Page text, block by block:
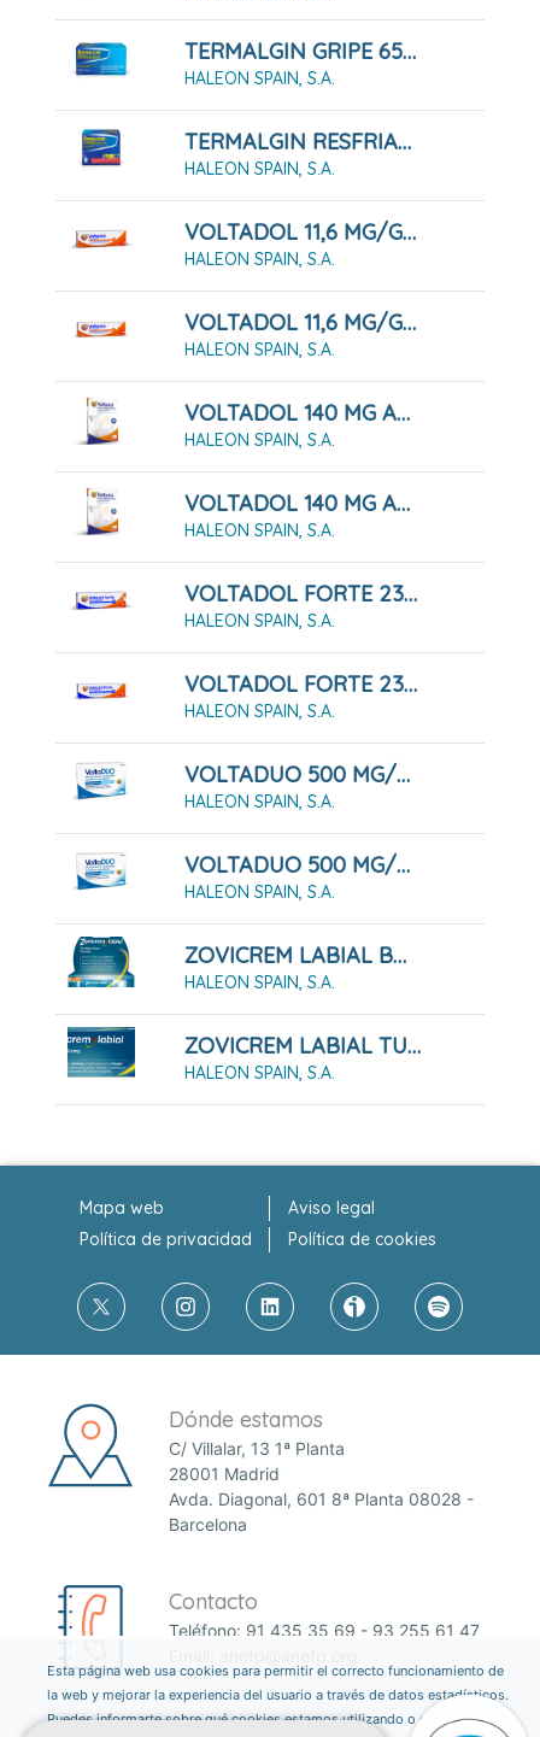
TERMALGIN GRIPE 650 MG/15,58 MG/4 MG GRANULADO PARA SOLUCION ORAL, 10 SOBRES
HALEON SPAIN, S.A.
TERMALGIN RESFRIADO 500 MG/30 MG POLVO PARA SOLUCION ORAL, 10 Sobres
HALEON SPAIN, S.A.
VOLTADOL 11,6 MG/G GEL, TUBO 100 G
HALEON SPAIN, S.A.
VOLTADOL 11,6 MG/G GEL, TUBO 60 G
HALEON SPAIN, S.A.
VOLTADOL 140 MG APOSITO ADHESIVO MEDICAMENTOSO, 10 Apósitos
HALEON SPAIN, S.A.
VOLTADOL 140 MG APOSITO ADHESIVO MEDICAMENTOSO, 5 Apósitos
HALEON SPAIN, S.A.
VOLTADOL FORTE 23,2 MG/G GEL 1 Tubo De 100 G
HALEON SPAIN, S.A.
VOLTADOL FORTE 23,2 MG/G GEL 1 Tubo De 50 G
HALEON SPAIN, S.A.
VOLTADUO 500 MG/200 MG COMPRIMIDOS RECUBIERTOS CON PELICULA, 10 Comprimidos
HALEON SPAIN, S.A.
VOLTADUO 500 MG/200 MG COMPRIMIDOS RECUBIERTOS CON PELICULA, 20 Comprimidos
HALEON SPAIN, S.A.
ZOVICREM LABIAL BOMBA DOSIFICADORA 2 GRAMOS
HALEON SPAIN, S.A.
ZOVICREM LABIAL TUBO 2 GRAMOS
HALEON SPAIN, S.A.
Mapa web
Aviso legal
Política de privacidad
Política de cookies
Dónde estamos
C/ Villalar, 13 1ª Planta
28001 Madrid
Avda. Diagonal, 601 8ª Planta 08028 -
Barcelona
Contacto
Teléfono: 91 435 35 69 - 93 255 61 47
Esta página web usa cookies para permitir el correcto funcionamiento de
la web y mejorar la experiencia del usuario a través de datos estadísticos.
Puedes informarte sobre qué cookies estamos utilizando o desactivarlas